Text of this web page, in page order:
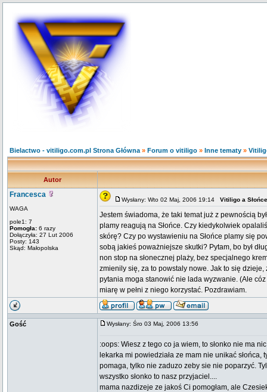
Bielactwo - vitiligo.com.pl Strona Główna » Forum o vitiligo » Inne tematy »
Autor
Francesca
WAGA
pole1: 7
Pomogła: 6 razy
Dołączyła: 27 Lut 2006
Posty: 143
Skąd: Małopolska
Wysłany: Wto 02 Maj, 2006 19:14 Vitiligo a Słońce
Jestem świadoma, że taki temat już z pewnością
plamy reagują na Słońce. Czy kiedykolwiek
skórę? Czy po wystawieniu na Słońce plamy się
sobą jakieś poważniejsze skutki? Pytam, bo był
non stop na słonecznej plaży, bez specjalnego
zmienily się, za to powstaly nowe. Jak to się
pytania moga stanowić nie lada wyzwanie. (Ale
miarę w pełni z niego korzystać. Pozdrawiam.
Gość Wysłany: Śro 03 Maj, 2006 13:56
:oops: Wiesz z tego co ja wiem, to słonko nie ma
lekarka mi powiedziała ze mam nie unikać
pomaga, tylko nie zaduzo zeby sie nie poparzyć.
wszystko słonko to nasz przyjaciel....
mama nazdizeje ze jakoś Ci pomogłam, ale